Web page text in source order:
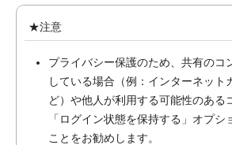
★注意
プライバシー保護のため、共有のコ
している場合（例：インターネット
ど）や他人が利用する可能性のある
「ログイン状態を保持する」オプシ
ことをお勧めします。